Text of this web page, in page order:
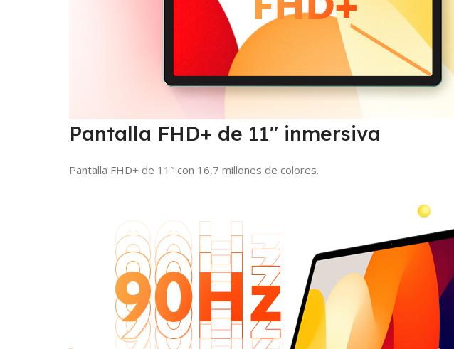
Pantalla FHD+ de 11″ inmersiva
Pantalla FHD+ de 11″ con 16,7 millones de colores.